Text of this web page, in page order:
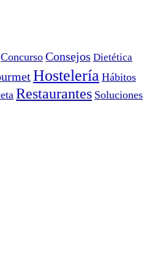
Concurso Consejos Dietética
Hostelería Hábitos
Restaurantes Soluciones